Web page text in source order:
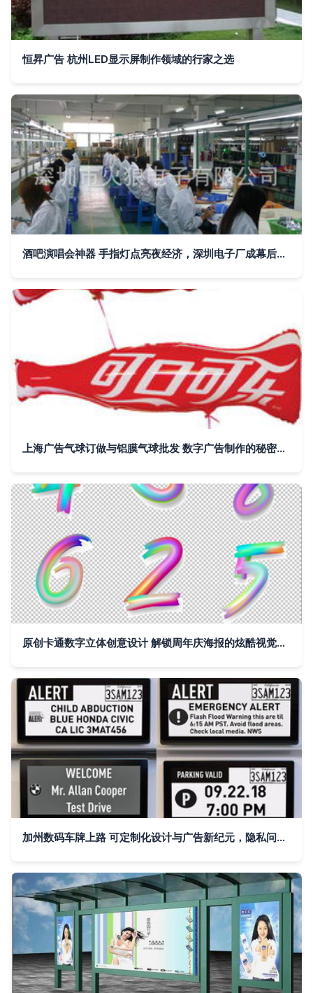
恒昇广告 杭州LED显示屏制作领域的行家之选
酒吧演唱会神器 手指灯点亮夜经济，深圳电子厂成幕后推手
上海广告气球订做与铝膜气球批发 数字广告制作的秘密武器
原创卡通数字立体创意设计 解锁周年庆海报的炫酷视觉密码
加州数码车牌上路 可定制化设计与广告新纪元，隐私问题待何解？